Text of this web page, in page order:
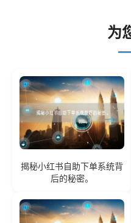
为
揭秘小红书自助下单系统背
后的秘密。